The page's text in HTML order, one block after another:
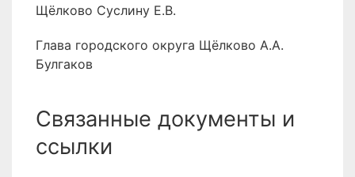
Щёлково Суслину Е.В.
Глава городского округа Щёлково А.А.
Булгаков
Связанные документы и
ссылки